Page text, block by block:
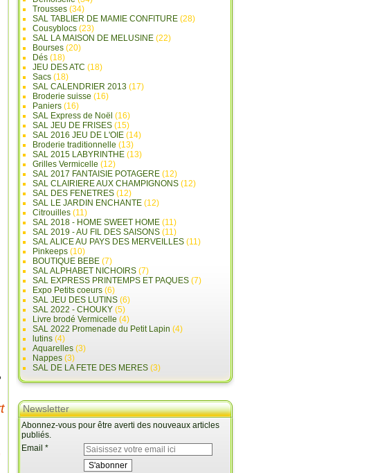
Trousses (34)
SAL TABLIER DE MAMIE CONFITURE (28)
Cousyblocs (23)
SAL LA MAISON DE MELUSINE (22)
Bourses (20)
Dés (18)
JEU DES ATC (18)
Sacs (18)
SAL CALENDRIER 2013 (17)
Broderie suisse (16)
Paniers (16)
SAL Express de Noël (16)
SAL JEU DE FRISES (15)
SAL 2016 JEU DE L'OIE (14)
Broderie traditionnelle (13)
SAL 2015 LABYRINTHE (13)
Grilles Vermicelle (12)
SAL 2017 FANTAISIE POTAGERE (12)
SAL CLAIRIERE AUX CHAMPIGNONS (12)
SAL DES FENETRES (12)
SAL LE JARDIN ENCHANTE (12)
Citrouilles (11)
SAL 2018 - HOME SWEET HOME (11)
SAL 2019 - AU FIL DES SAISONS (11)
SAL ALICE AU PAYS DES MERVEILLES (11)
Pinkeeps (10)
BOUTIQUE BEBE (7)
SAL ALPHABET NICHOIRS (7)
SAL EXPRESS PRINTEMPS ET PAQUES (7)
Expo Petits coeurs (6)
SAL JEU DES LUTINS (6)
SAL 2022 - CHOUKY (5)
Livre brodé Vermicelle (4)
SAL 2022 Promenade du Petit Lapin (4)
lutins (4)
Aquarelles (3)
Nappes (3)
SAL DE LA FETE DES MERES (3)
Newsletter
Abonnez-vous pour être averti des nouveaux articles
publiés.
Email